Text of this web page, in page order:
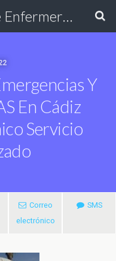
Excmo. Colegio de Enfermería de Cádiz
Y
En Cádiz
Servicio
Correo
electrónico
SMS